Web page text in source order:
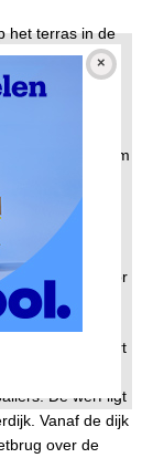
het terras in de
Hoek blijft een
zijn meer
Piet Plat,
De naam
Verkregen.
uit Beets.
van
broekjes wit,
gekozen voor
1967) huurt
sloepenbouwer
De werf ligt
Vanaf de dijk
over de